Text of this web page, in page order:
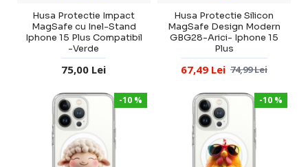
Husa Protectie Impact
MagSafe cu Inel-Stand
Iphone 15 Plus Compatibil
-Verde
75,00 Lei
Husa Protectie Silicon
MagSafe Design Modern
GBG28-Arici- Iphone 15
Plus
67,49 Lei 74,99 Lei
-10 % -10 %